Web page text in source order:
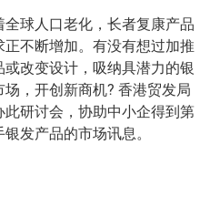
全球人口老化，长者复康产品
正不断增加。有没有想过加推
或改变设计，吸纳具潜力的银
场，开创新商机? 香港贸发局
此研讨会，协助中小企得到第
银发产品的市场讯息。